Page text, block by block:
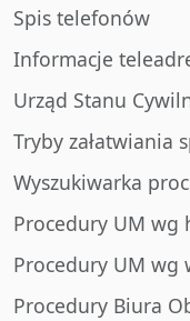
Spis telefonów
Informacje
Urząd Stanu
Tryby załatwiania
Wyszukiwarka
Procedury UM wg
Procedury UM wg
Procedury Biura